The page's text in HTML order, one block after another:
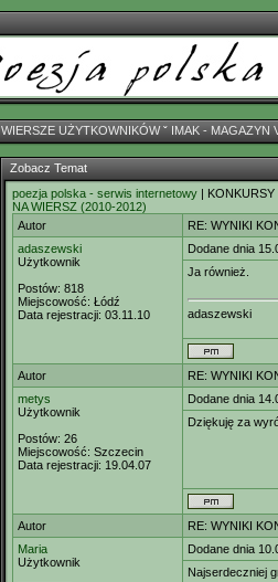
WIERSZE UŻYTKOWNIKÓWˇ IMAK - MAGAZYN
Zobacz Temat
poezja polska - serwis internetowy |
NA WIERSZ (2010-2012)
Autor
RE: WYNIKI
adaszewski
Użytkownik
Postów: 818
Miejscowość: Łódź
Data rejestracji: 03.11.10
Dodane dnia
Ja również.
adaszewski
Autor
RE: WYNIKI
metys
Użytkownik
Postów: 26
Miejscowość: Szczecin
Data rejestracji: 19.04.07
Dodane dnia
Dziękuję za
Autor
RE: WYNIKI
Maria
Użytkownik
Dodane dnia
Najserdeczniej